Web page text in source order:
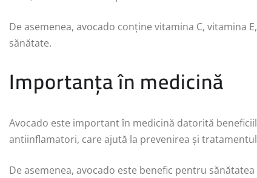
De asemenea, avocado conține vitamina C, vitamina
sănătate.
Importanța în medicină
Avocado este important în medicină datorită
antiinflamatori, care ajută la prevenirea și
De asemenea, avocado este benefic pentru